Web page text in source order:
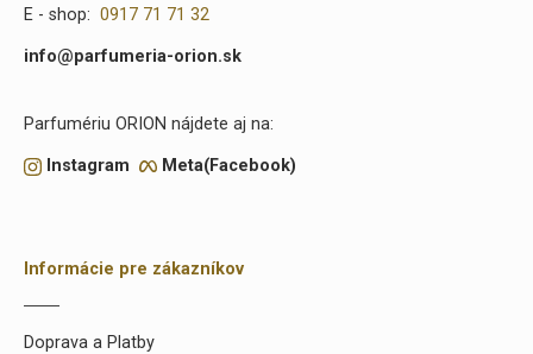
E - shop: 0917 71 71 32
info@parfumeria-orion.sk
Parfumériu ORION nájdete aj na:
Instagram Meta(Facebook)
Informácie pre zákazníkov
Doprava a Platby